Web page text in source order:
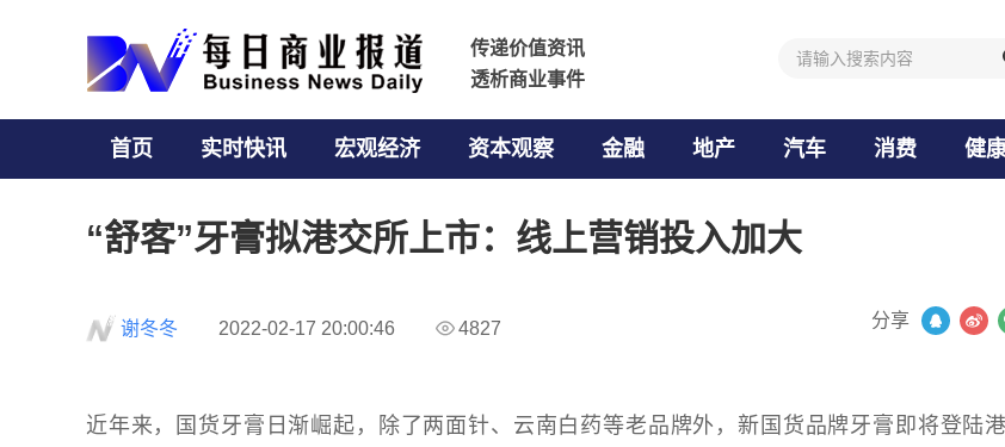
传递价值资讯
传递价值资讯
透析商业事件
透析商业事件
首页 实时快讯 宏观经济 资本观察 金融 地产 汽车 消费 健
“舒客”牙膏拟港交所上市：线上营销投入加大
谢冬冬 2022-02-17 20:00:46 4827 分享
近年来，国货牙膏日渐崛起，除了两面针、云南白药等老品牌外，新国货品牌牙膏即将登陆